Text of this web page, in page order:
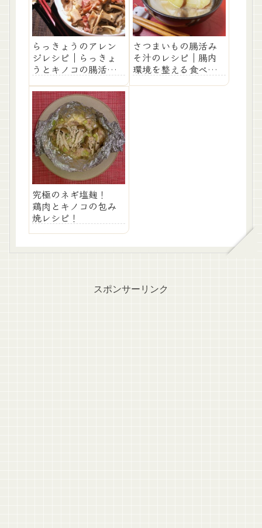
らっきょうのアレン
ジレシピ｜らっきょ
うとキノコの腸活サ
さつまいもの腸活み
そ汁のレシピ｜腸内
環境を整える食べ物
究極のネギ塩麹！
鶏肉とキノコの包み
焼レシピ！
スポンサーリンク